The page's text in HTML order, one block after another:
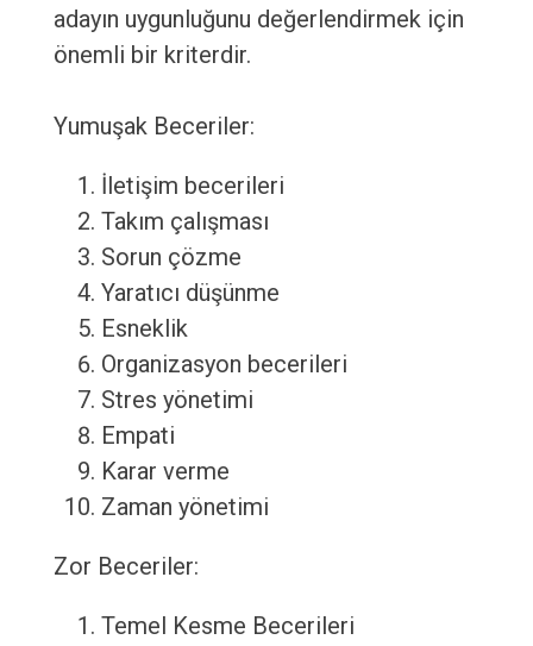
adayın uygunluğunu değerlendirmek için
önemli bir kriterdir.
Yumuşak Beceriler:
İletişim becerileri
Takım çalışması
Sorun çözme
Yaratıcı düşünme
Esneklik
Organizasyon becerileri
Stres yönetimi
Empati
Karar verme
Zaman yönetimi
Zor Beceriler:
Temel Kesme Becerileri